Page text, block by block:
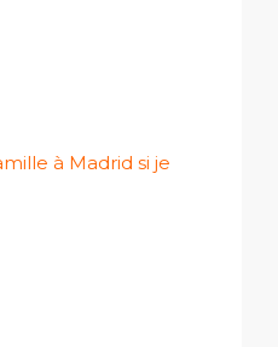
à Madrid si je